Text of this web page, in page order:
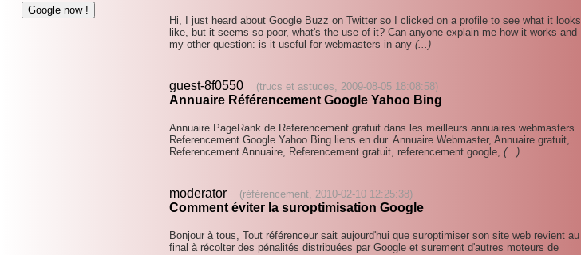
Hi, I just heard about Google Buzz on Twitter so I clicked on a profile to see what it looks
like, but it seems so poor, what's the use of it? Can anyone explain me how it works and
my other question: is it useful for webmasters in any (...)
guest-8f0550 (trucs et astuces, 2009-08-05 18:08:58)
Annuaire Référencement Google Yahoo Bing
Annuaire PageRank de Referencement gratuit dans les meilleurs annuaires webmasters
Referencement Google Yahoo Bing liens en dur. Annuaire Webmaster, Annuaire gratuit,
Referencement Annuaire, Referencement gratuit, referencement google, (...)
moderator (référencement, 2010-02-10 12:25:38)
Comment éviter la suroptimisation Google
Bonjour à tous, Tout référenceur sait aujourd'hui que suroptimiser son site web revient au
final à récolter des pénalités distribuées par Google et surement d'autres moteurs de